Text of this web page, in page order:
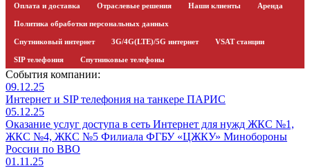
Оплата и доставка Отраслевые решения Наши клиенты Аренда
Политика обработки персональных данных
Спутниковый интернет 3G/4G(LTE)/5G интернет VSAT станции
SIP телефония Спутниковые телефоны
События компании:
09.12.25
Интернет и SIP телефония на танкере ПАРИС
05.12.25
Оказание услуг доступа в сеть Интернет для нужд ЖКС №1,
ЖКС №4, ЖКС №5 Филиала ФГБУ «ЦЖКУ» Минобороны
России по ВВО
01 .11 .25